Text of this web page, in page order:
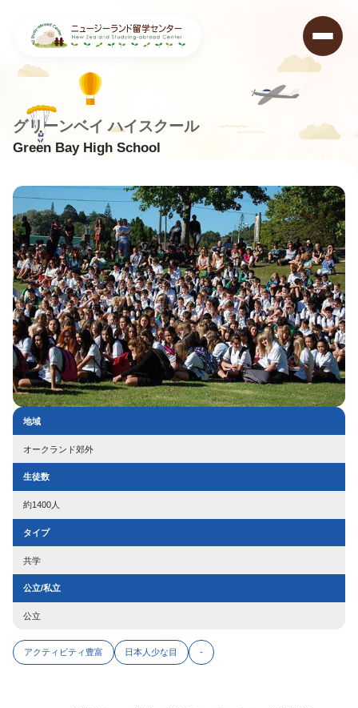
Green Bay High School
グリーンベイ ハイスクール
ニュージーランド留学センター>学校データベース>Green Bay High School
地域
オークランド郊外
生徒数
約1400人
タイプ
共学
公立/私立
公立
アクティビティ豊富 日本人少な目 -